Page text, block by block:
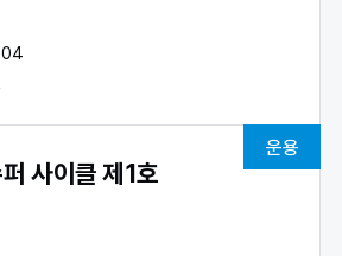
04
운용
사이클 제1호